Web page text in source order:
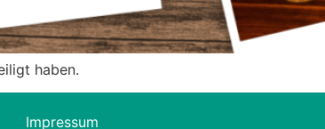
haben.
Impressum